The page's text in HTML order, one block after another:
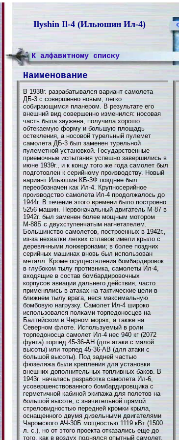
Ilyshin Il-4 (Ильюшин Ил-4)
К алфавитному списку
Наименование
В 1938г. разрабатывался вариант самолета
ДБ-3 с совершенно новым, легко
собирающимся планером. В результате его
внешний вид совершенно изменился: носовая
часть была заужена, получила хорошо
обтекаемую форму и большую площадь
остекления, а носовой турельный пулемет
самолета ДБ-3 был заменен турельной
пулеметной установкой. Государственные
приемочные испытания успешно завершились в
июне 1939г., и к концу того же года самолет был
подготовлен к серийному производству. Новый
вариант Ильюшин КБ-3Ф позднее был
переобозначен как Ил-4. Крупносерийное
производство самолета Ил-4 продолжалось до
1944г. В течение этого времени было построено
5256 машин. Первоначальный двигатель М-87 в
1942г. был заменен более мощным мотором
М-88Б с двухступенчатым нагнетателем.
Большинство самолетов, построенных в 1942г.,
из-за нехватки легких сплавов имели крыло с
деревянными лонжеронами; в более поздних
серийных машинах вновь был использован
металл. Кроме осуществления бомбардировок
в глубоком тылу противника, самолеты Ил-4,
входящие в состав бомбардировочных
корпусов авиации дальнего действия, часто
применялись в атаках на тактические цели в
ближнем тылу врага, неся максимальную
бомбовую нагрузку. Самолет Ил-4 широко
использовался полками торпедоносцев на
Балтийском и Черном морях, а также на
Северном флоте. Используемый в роли
торпедоносца самолет Ил-4 нес 940 кг (2072
фунта) торпед 45-36-АН (для атаки с малой
высоты) или торпед 45-36-AB (для атаки с
большой высоты). Под задней частью
фюзеляжа были крепления для установки
внешних дополнительных топливных баков. В
1943г. началась разработка самолета Ил-6,
усовершенствованного бомбардировщика с
герметичной кабиной экипажа для полетов на
большой высоте, с значительной прямой
стреловидностью передней кромки крыла,
оснащенного двумя дизельными двигателями
Чаромского АЧ-30Б мощностью 1119 кВт (1500
л. с.), но от этого проекта отказались еще до
того, как в воздух поднялся опытный самолет.